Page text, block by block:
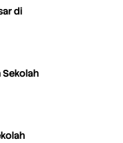
di
Sekolah